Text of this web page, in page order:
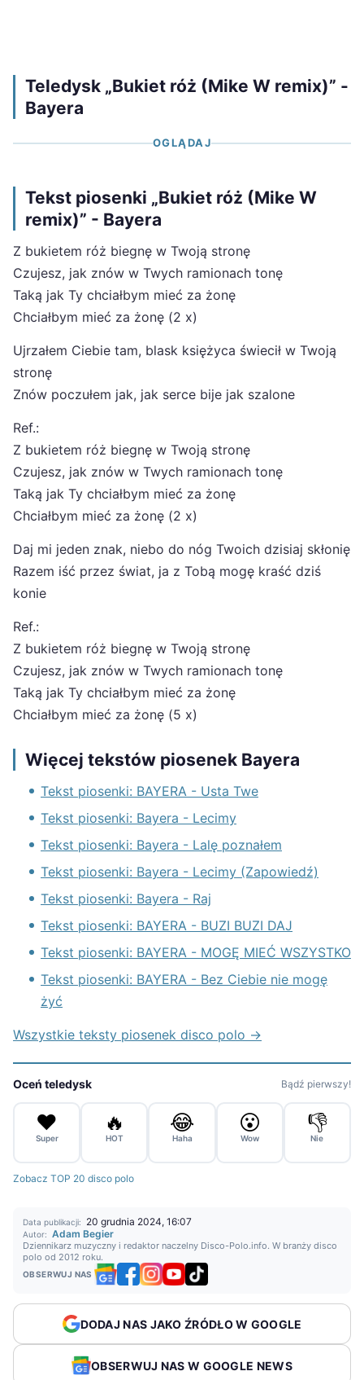
Teledysk „Bukiet róż (Mike W remix)” -
Bayera
OGLĄDAJ
Tekst piosenki „Bukiet róż (Mike W
remix)” - Bayera
Z bukietem róż biegnę w Twoją stronę
Czujesz, jak znów w Twych ramionach tonę
Taką jak Ty chciałbym mieć za żonę
Chciałbym mieć za żonę (2 x)
Ujrzałem Ciebie tam, blask księżyca świecił w Twoją
stronę
Znów poczułem jak, jak serce bije jak szalone
Ref.:
Z bukietem róż biegnę w Twoją stronę
Czujesz, jak znów w Twych ramionach tonę
Taką jak Ty chciałbym mieć za żonę
Chciałbym mieć za żonę (2 x)
Daj mi jeden znak, niebo do nóg Twoich dzisiaj skłonię
Razem iść przez świat, ja z Tobą mogę kraść dziś
konie
Ref.:
Z bukietem róż biegnę w Twoją stronę
Czujesz, jak znów w Twych ramionach tonę
Taką jak Ty chciałbym mieć za żonę
Chciałbym mieć za żonę (5 x)
Więcej tekstów piosenek Bayera
Tekst piosenki: BAYERA - Usta Twe
Tekst piosenki: Bayera - Lecimy
Tekst piosenki: Bayera - Lalę poznałem
Tekst piosenki: Bayera - Lecimy (Zapowiedź)
Tekst piosenki: Bayera - Raj
Tekst piosenki: BAYERA - BUZI BUZI DAJ
Tekst piosenki: BAYERA - MOGĘ MIEĆ WSZYSTKO
Tekst piosenki: BAYERA - Bez Ciebie nie mogę
żyć
Wszystkie teksty piosenek disco polo →
Oceń teledysk Bądź pierwszy!
❤️
Super
🔥
HOT
😂
Haha
😮
Wow
👎
Nie
Zobacz TOP 20 disco polo
Data publikacji: 20 grudnia 2024, 16:07
Autor: Adam Begier
Dziennikarz muzyczny i redaktor naczelny Disco-Polo.info. W branży disco
polo od 2012 roku.
OBSERWUJ NAS
DODAJ NAS JAKO ŹRÓDŁO W GOOGLE
OBSERWUJ NAS W GOOGLE NEWS